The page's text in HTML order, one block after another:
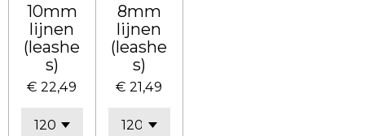
10mm
lijnen
(leashe
s)
€ 22,49
8mm
lijnen
(leashe
s)
€ 21,49